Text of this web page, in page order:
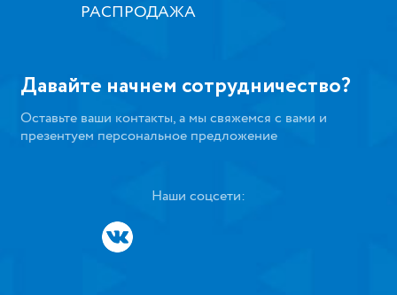
РАСПРОДАЖА
Давайте начнем сотрудничество?
Оставьте ваши контакты, а мы свяжемся с вами и
презентуем персональное предложение
Наши соцсети: